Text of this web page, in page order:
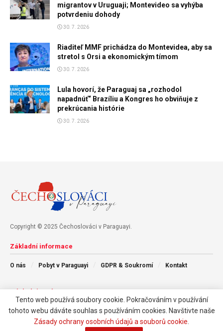
migrantov v Uruguaji; Montevideo sa vyhýba
potvrdeniu dohody
30. 7. 2026
Riaditeľ MMF prichádza do Montevidea, aby sa
stretol s Orsi a ekonomickým tímom
30. 7. 2026
Lula hovorí, že Paraguaj sa „rozhodol
napadnúť“ Brazíliu a Kongres ho obviňuje z
prekrúcania histórie
30. 7. 2026
Copyright © 2025 Čechoslováci v Paraguayi.
Základní informace
O nás Pobyt v Paraguayi GDPR & Soukromí Kontakt
Následujte nás
Tento web používá soubory cookie. Pokračováním v používání
tohoto webu dáváte souhlas s používáním cookies. Navštivte naše
Zásady ochrany osobních údajů a souborů cookie